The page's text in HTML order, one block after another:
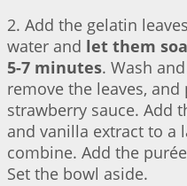
2. Add the gelatin
water and let them
5-7 minutes. Wash
remove the leaves,
strawberry sauce. Add
and vanilla extract to a
combine. Add the
Set the bowl aside.